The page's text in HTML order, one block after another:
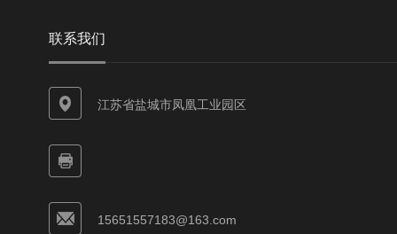
联系我们
江苏省盐城市凤凰工业园区
15651557183@163.com